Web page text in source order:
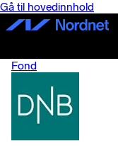
Gå til hovedinnhold
Fond